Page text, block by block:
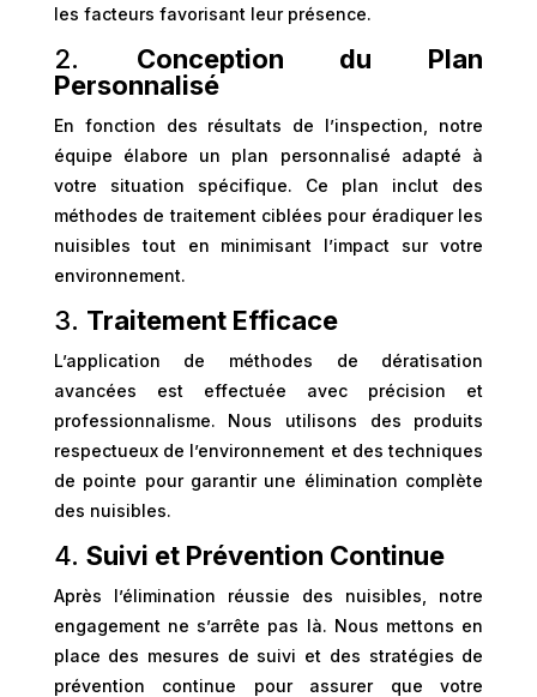
les facteurs favorisant leur présence.
2. Conception du Plan
Personnalisé
En fonction des résultats de l’inspection, notre
équipe élabore un plan personnalisé adapté à
votre situation spécifique. Ce plan inclut des
méthodes de traitement ciblées pour éradiquer les
nuisibles tout en minimisant l’impact sur votre
environnement.
3. Traitement Efficace
L’application de méthodes de dératisation
avancées est effectuée avec précision et
professionnalisme. Nous utilisons des produits
respectueux de l’environnement et des techniques
de pointe pour garantir une élimination complète
des nuisibles.
4. Suivi et Prévention Continue
Après l’élimination réussie des nuisibles, notre
engagement ne s’arrête pas là. Nous mettons en
place des mesures de suivi et des stratégies de
prévention continue pour assurer que votre